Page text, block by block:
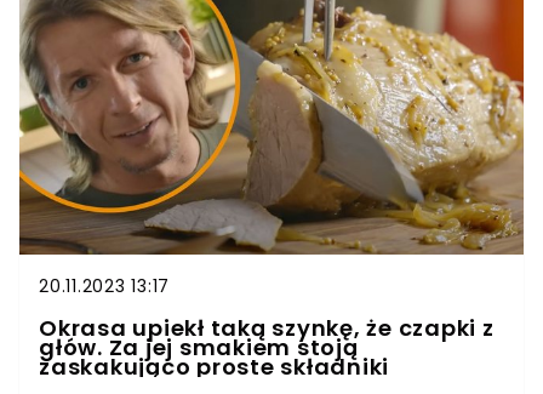
uzyskania. Dlatego tak się ucieszyłam, kiedy Karol
Okrasa zaproponował przepis niezawodny.
20.11.2023 13:17
Okrasa upiekł taką szynkę, że czapki z
głów. Za jej smakiem stoją
zaskakująco proste składniki